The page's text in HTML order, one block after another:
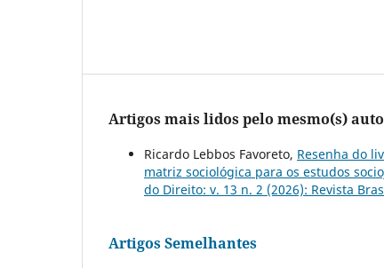
Artigos mais lidos pelo mesmo(s)
Ricardo Lebbos Favoreto, Resenha do
matriz sociológica para os estudos
do Direito: v. 13 n. 2 (2026): Revista
Artigos Semelhantes